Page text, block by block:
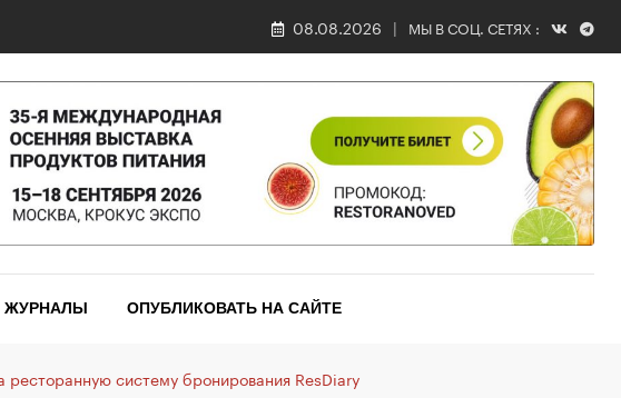
08.08.2026 МЫ В СОЦ. СЕТЯХ :
ЖУРНАЛЫ ОПУБЛИКОВАТЬ НА САЙТЕ
систему бронирования ResDiary